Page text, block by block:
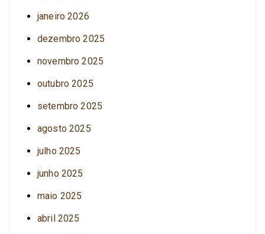
janeiro 2026
dezembro 2025
novembro 2025
outubro 2025
setembro 2025
agosto 2025
julho 2025
junho 2025
maio 2025
abril 2025